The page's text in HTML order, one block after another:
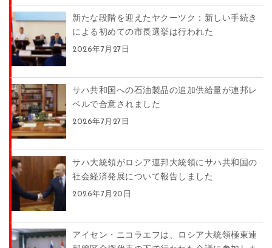
新たな段階を迎えたヤクーツク：新しい手続き
による初めての市長選挙は行われた
2026年7月27日
サハ共和国への石油製品の追加供給量が連邦レ
ベルで合意されました
2026年7月27日
サハ大統領がロシア連邦大統領にサハ共和国の
社会経済発展について報告しました
2026年7月20日
アイセン・ニコラエフは、ロシア大統領極東連